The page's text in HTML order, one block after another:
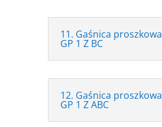
11. Gaśnica proszkowa
GP 1 Z BC
12. Gaśnica proszkowa
GP 1 Z ABC